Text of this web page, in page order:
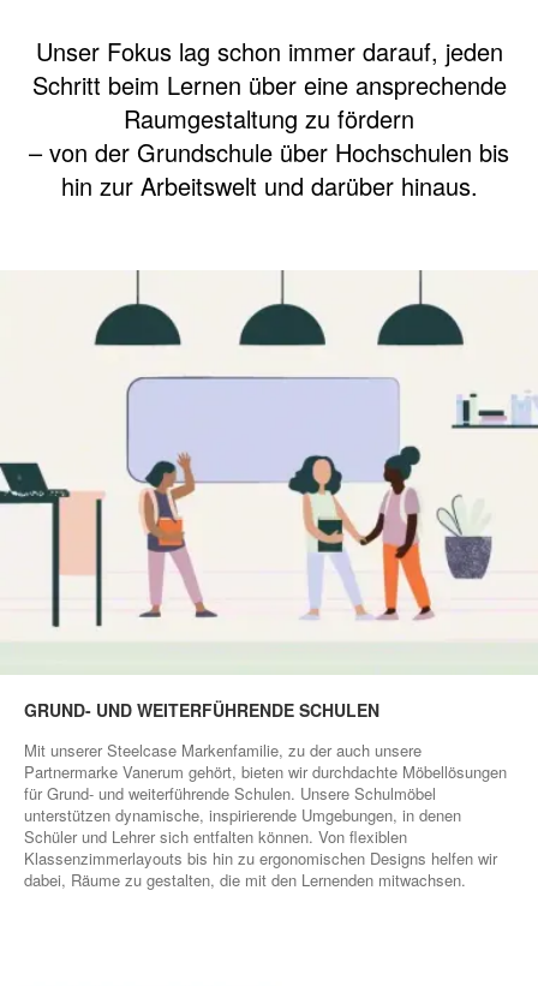
Unser Fokus lag schon immer darauf, jeden
Schritt beim Lernen über eine ansprechende
Raumgestaltung zu fördern
– von der Grundschule über Hochschulen bis
hin zur Arbeitswelt und darüber hinaus.
GRUND- UND WEITERFÜHRENDE SCHULEN
Mit unserer Steelcase Markenfamilie, zu der auch unsere
Partnermarke Vanerum gehört, bieten wir durchdachte Möbellösungen
für Grund- und weiterführende Schulen. Unsere Schulmöbel
unterstützen dynamische, inspirierende Umgebungen, in denen
Schüler und Lehrer sich entfalten können. Von flexiblen
Klassenzimmerlayouts bis hin zu ergonomischen Designs helfen wir
dabei, Räume zu gestalten, die mit den Lernenden mitwachsen.